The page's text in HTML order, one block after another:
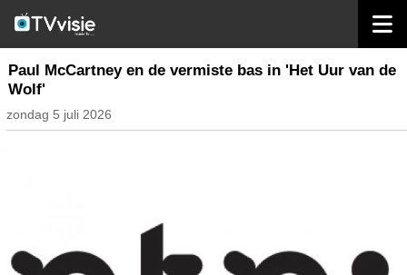
inhoud nederland
Paul McCartney en de vermiste bas in 'Het Uur van de
Wolf'
zondag 5 juli 2026